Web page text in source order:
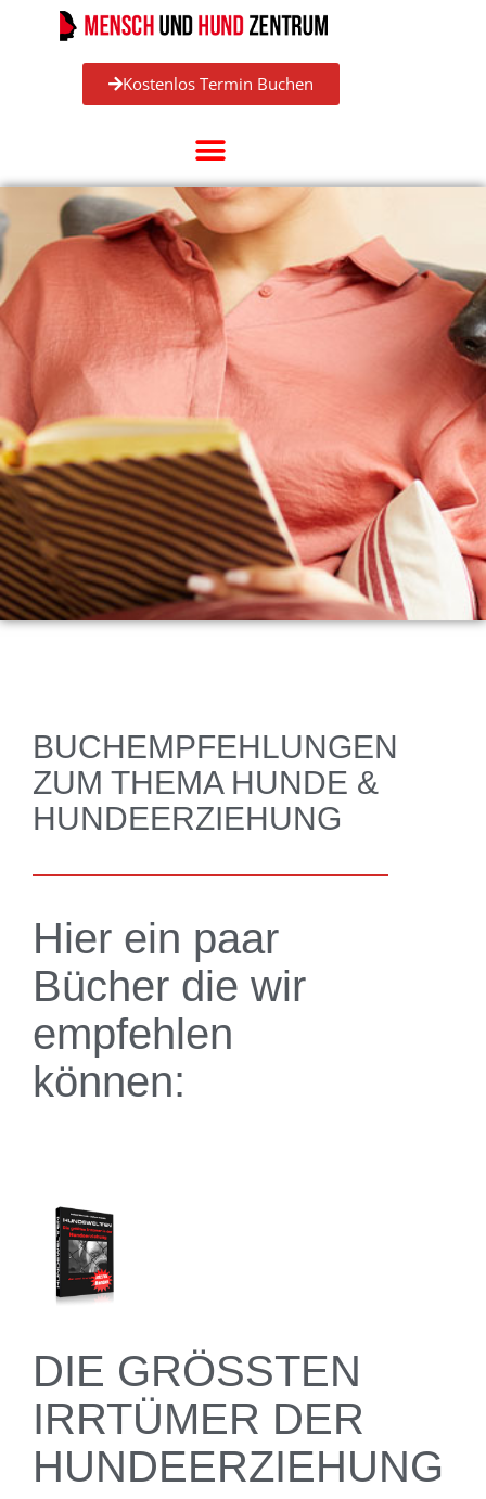
Kostenlos Termin Buchen
BUCHEMPFEHLUNGEN
ZUM THEMA HUNDE &
HUNDEERZIEHUNG
Hier ein paar
Bücher die wir
empfehlen
können:
DIE GRÖSSTEN
IRRTÜMER DER
HUNDEERZIEHUNG